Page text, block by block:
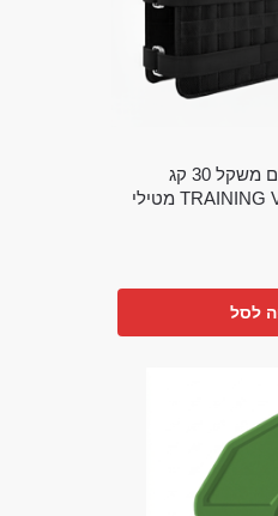
וסט משקולות אפוד עם משקל 30 קג
מתכוונן מקצועי TRAINING VEST מטילי
לסל